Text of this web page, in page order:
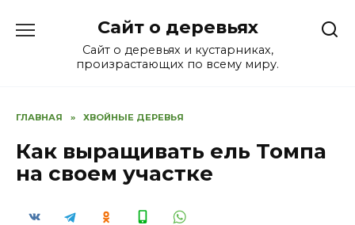
содержанию
Сайт о деревьях
Сайт о деревьях и кустарниках,
произрастающих по всему миру.
ГЛАВНАЯ » ХВОЙНЫЕ ДЕРЕВЬЯ
Как выращивать ель Томпа
на своем участке